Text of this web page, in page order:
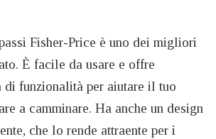
Fisher-Price è uno dei migliori
È facile da usare e offre
di funzionalità per aiutare il tuo
a camminare. Ha anche un design
che lo rende attraente per i